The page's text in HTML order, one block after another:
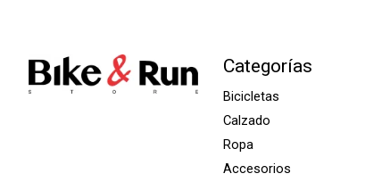
Categorías
Bicicletas
Calzado
Ropa
Accesorios